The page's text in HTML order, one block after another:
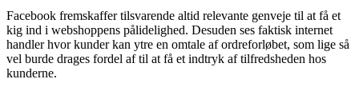
Facebook fremskaffer tilsvarende altid relevante genveje til at få et
kig ind i webshoppens pålidelighed. Desuden ses faktisk internet
handler hvor kunder kan ytre en omtale af ordreforløbet, som lige så
vel burde drages fordel af til at få et indtryk af tilfredsheden hos
kunderne.